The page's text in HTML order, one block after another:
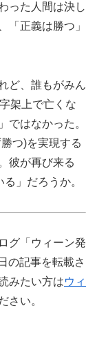
った人間は決し
「正義は勝つ」
ど、誰もがみん
架上で亡くな
ではなかった。
つ)を実現する
彼が再び来る
」だろうか。
グ「ウィーン発
の記事を転載さ
みたい方はウィ
さい。